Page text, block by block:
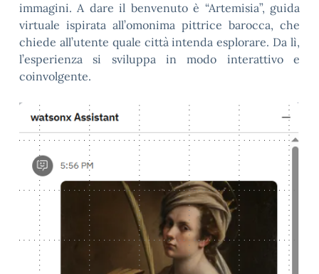
immagini. A dare il benvenuto è “Artemisia”, guida
virtuale ispirata all’omonima pittrice barocca, che
chiede all’utente quale città intenda esplorare. Da lì,
l’esperienza si sviluppa in modo interattivo e
coinvolgente.